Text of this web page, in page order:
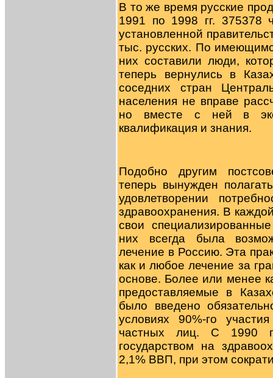
В то же время русские
1991 по 1998 гг. 375378
установленной
тыс. русских. По
них составили люди,
теперь вернулись в
соседних стран
населения не вправе
но вместе с ней в
квалификация и знания.
Подобно другим
теперь вынужден
удовлетворении
здравоохранения. В
свои
них всегда была
лечение в Россию. Эта
как и любое лечение за
основе. Более или менее
предоставляемые в
было введено
условиях 90%-го
частных лиц. С 1990
государством на
2,1% ВВП, при этом